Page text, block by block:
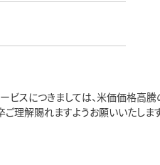
スにつきましては、米価価格高騰
理解賜れますようお願いいたします